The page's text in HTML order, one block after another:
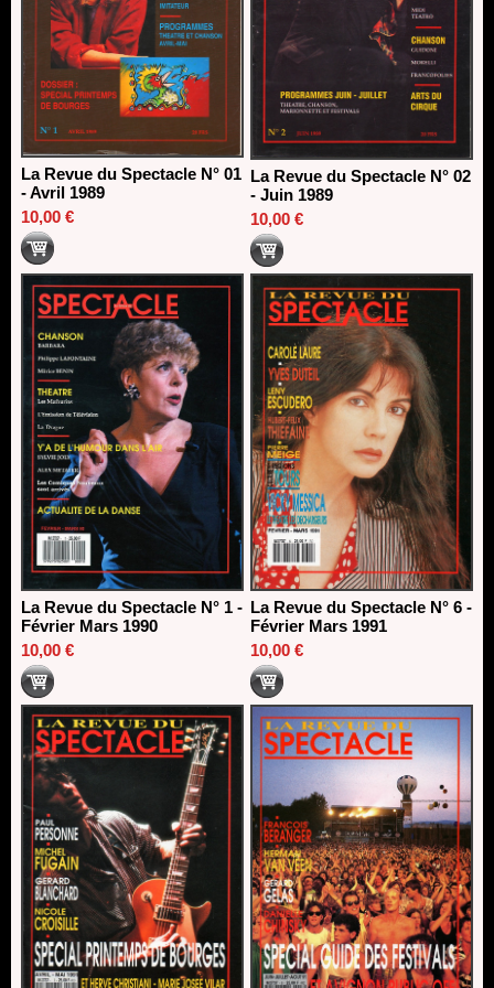
La Revue du Spectacle N° 01
- Avril 1989
10,00 €
La Revue du Spectacle N° 02
- Juin 1989
10,00 €
La Revue du Spectacle N° 1 -
Février Mars 1990
10,00 €
La Revue du Spectacle N° 6 -
Février Mars 1991
10,00 €